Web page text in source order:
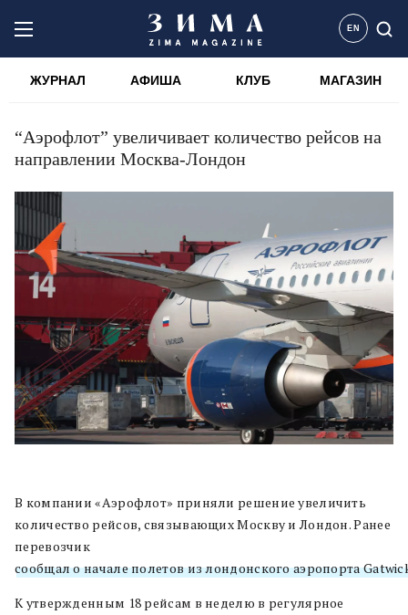
EN
ЖУРНАЛ АФИША КЛУБ МАГАЗИН
“Аэрофлот” увеличивает количество рейсов на
направлении Москва-Лондон
В компании «Аэрофлот» приняли решение увеличить
количество рейсов, связывающих Москву и Лондон. Ранее
перевозчик
сообщал о начале полетов из лондонского аэропорта
К утвержденным 18 рейсам в неделю в регулярное